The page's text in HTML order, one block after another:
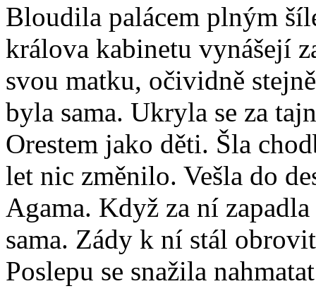
Bloudila palácem plným
králova kabinetu vynášejí
svou matku, očividně
byla sama. Ukryla se za
Orestem jako děti. Šla
let nic změnilo. Vešla do
Agama. Když za ní
sama. Zády k ní stál
Poslepu se snažila